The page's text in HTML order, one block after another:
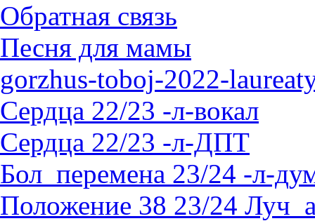
Обратная связь
Песня для мамы
gorzhus-toboj-2022-
Сердца 22/23 -л-вокал
Сердца 22/23 -л-ДПТ
Бол_перемена 23/24 -л-
Положение 38 23/24